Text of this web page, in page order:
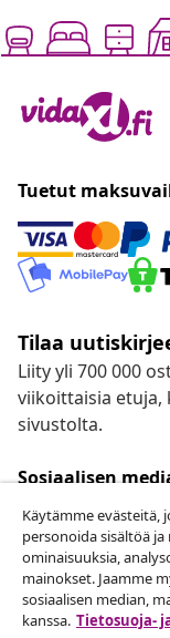
Tuetut
Tilaa
Liity yli 700 000
viikoittaisia etuja,
sivustolta.
Sosiaalisen
Peruuta tilaus
Lähetä tilauksen
Käytämme evästeitä,
personoida sisältöä
ominaisuuksia,
mainokset. Jaamme
sosiaalisen median,
kanssa. Tietosuoja-